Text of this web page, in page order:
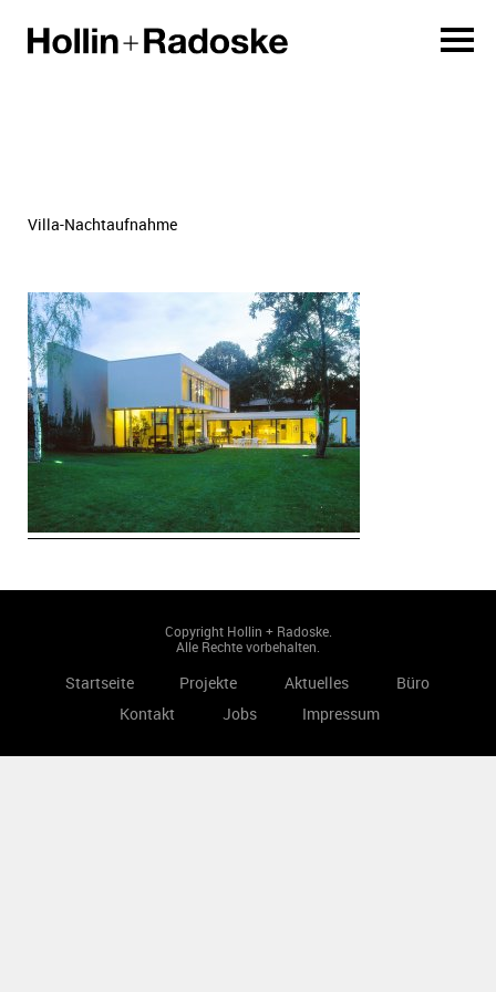
Villa-Nachtaufnahme
Copyright Hollin + Radoske.
Alle Rechte vorbehalten.
Startseite Projekte Aktuelles
Büro
Kontakt
Jobs Impressum